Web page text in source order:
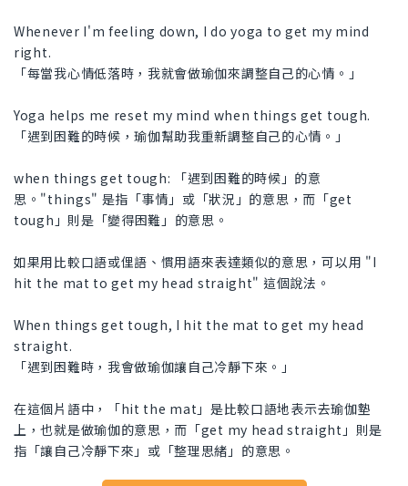
Whenever I'm feeling down, I do yoga to get my mind
right.
「每當我心情低落時，我就會做瑜伽來調整自己的心情。」
Yoga helps me reset my mind when things get tough.
「遇到困難的時候，瑜伽幫助我重新調整自己的心情。」
when things get tough: 「遇到困難的時候」的意
思。"things" 是指「事情」或「狀況」的意思，而「get
tough」則是「變得困難」的意思。
如果用比較口語或俚語、慣用語來表達類似的意思，可以用 "I
hit the mat to get my head straight" 這個說法。
When things get tough, I hit the mat to get my head
straight.
「遇到困難時，我會做瑜伽讓自己冷靜下來。」
在這個片語中，「hit the mat」是比較口語地表示去瑜伽墊
上，也就是做瑜伽的意思，而「get my head straight」則是
指「讓自己冷靜下來」或「整理思緒」的意思。